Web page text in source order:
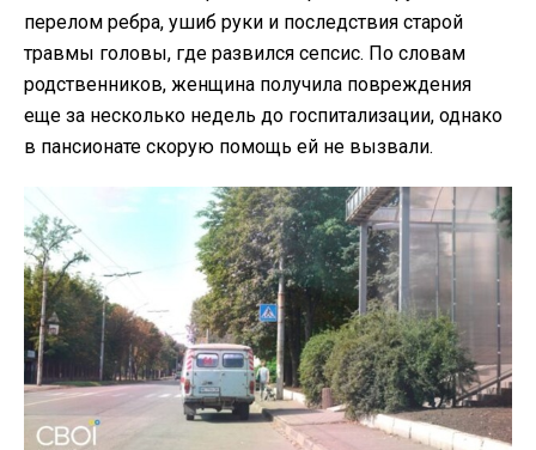
перелом ребра, ушиб руки и последствия старой
травмы головы, где развился сепсис. По словам
родственников, женщина получила повреждения
еще за несколько недель до госпитализации, однако
в пансионате скорую помощь ей не вызвали.